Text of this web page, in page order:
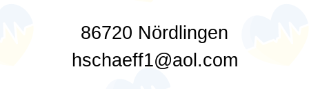
86720 Nördlingen
hschaeff1@aol.com